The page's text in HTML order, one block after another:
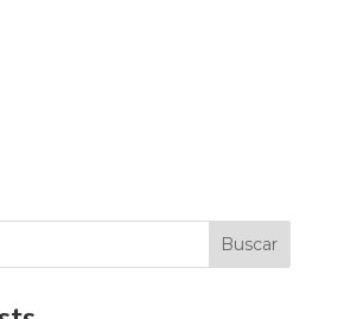
Buscar